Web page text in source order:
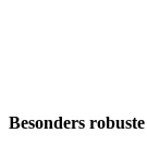
Besonders